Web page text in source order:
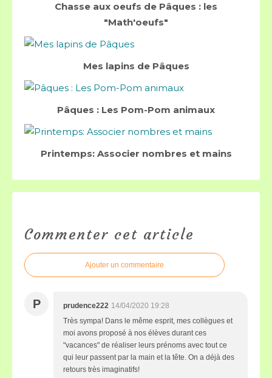
Chasse aux oeufs de Pâques : les
"Math'oeufs"
Mes lapins de Pâques
Pâques : Les Pom-Pom animaux
Printemps: Associer nombres et mains
Commenter cet article
Ajouter un commentaire
P prudence222 14/04/2020 19:28
Très sympa! Dans le même esprit, mes collègues et
moi avons proposé à nos élèves durant ces
"vacances" de réaliser leurs prénoms avec tout ce
qui leur passent par la main et la tête. On a déjà des
retours très imaginatifs!